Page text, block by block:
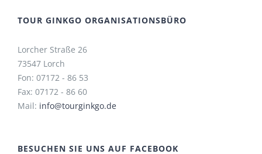
TOUR GINKGO ORGANISATIONSBÜRO
Lorcher Straße 26
73547 Lorch
Fon: 07172 - 86 53
Fax: 07172 - 86 60
Mail: info@tourginkgo.de
BESUCHEN SIE UNS AUF FACEBOOK